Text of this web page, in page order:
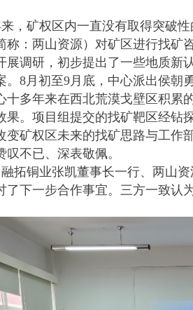
，矿权区内一直没有取得突破
称：两山资源）对矿区进行找
展调研，初步提出了一些地质新
。8月初至9月底，中心派出侯朝
十多年来在西北荒漠戈壁区积累
果。项目组提交的找矿靶区经钻
变矿权区未来的找矿思路与工作
不已、深表敬佩。
拓铜业张凯董事长一行、两山
下一步合作事宜。三方一致认